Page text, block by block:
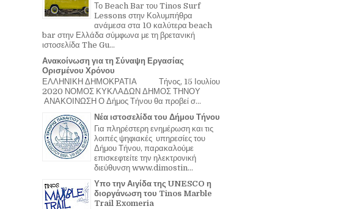
Το Beach Bar του Tinos Surf
Lessons στην Κολυμπήθρα
ανάμεσα στα 10 καλύτερα beach
bar στην Ελλάδα σύμφωνα με τη βρετανική
ιστοσελίδα The Gu...
Ανακοίνωση για τη Σύναψη Εργασίας
Ορισμένου Χρόνου
ΕΛΛΗΝΙΚΗ ΔΗΜΟΚΡΑΤΙΑ Τήνος, 15 Ιουλίου
2020 ΝΟΜΟΣ ΚΥΚΛΑΔΩΝ ΔΗΜΟΣ ΤΗΝΟΥ
ΑΝΑΚΟΙΝΩΣΗ Ο Δήμος Τήνου θα προβεί σ...
Νέα ιστοσελίδα του Δήμου Τήνου
Για πληρέστερη ενημέρωση και τις
λοιπές ψηφιακές υπηρεσίες του
Δήμου Τήνου, παρακαλούμε
επισκεφτείτε την ηλεκτρονική
διεύθυνση www.dimostin...
Υπο την Αιγίδα της UNESCO η
διοργάνωση του Tinos Marble
Trail Exomeria